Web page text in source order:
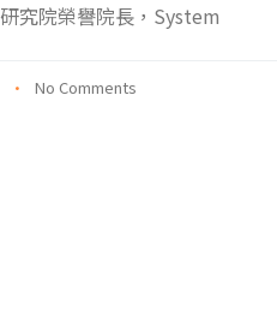
究院榮譽院長，System
No Comments